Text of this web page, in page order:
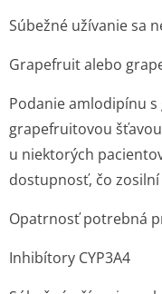
Súbežné užívanie sa
Grapefruit alebo
Podanie amlodipínu
grapefruitovou
u niektorých
dostupnosť, čo
Opatrnosť potrebná
Inhibítory CYP3A4